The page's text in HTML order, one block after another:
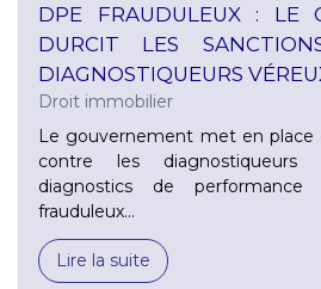
DPE FRAUDULEUX : LE
DURCIT LES
DIAGNOSTIQUEURS
Droit immobilier
Le gouvernement met en place
contre les
diagnostics de performance
frauduleux...
Lire la suite